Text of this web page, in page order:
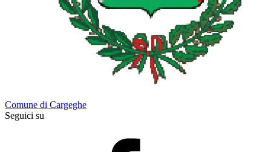
Comune di Cargeghe
Seguici su